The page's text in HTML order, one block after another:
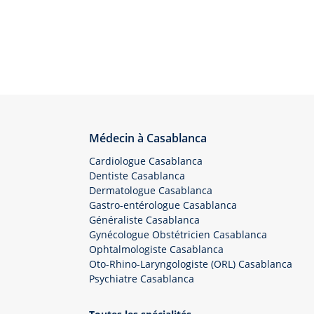
Médecin à Casablanca
Cardiologue Casablanca
Dentiste Casablanca
Dermatologue Casablanca
Gastro-entérologue Casablanca
Généraliste Casablanca
Gynécologue Obstétricien Casablanca
Ophtalmologiste Casablanca
Oto-Rhino-Laryngologiste (ORL) Casablanca
Psychiatre Casablanca